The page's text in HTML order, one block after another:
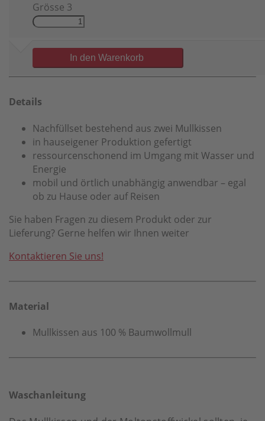
Grösse 3
In den Warenkorb
Details
Nachfüllset bestehend aus zwei Mullkissen
in hauseigener Produktion gefertigt
ressourcenschonend im Umgang mit Wasser und
Energie
mobil und örtlich unabhängig anwendbar – egal
ob zu Hause oder auf Reisen
Sie haben Fragen zu diesem Produkt oder zur
Lieferung? Gerne helfen wir Ihnen weiter
Kontaktieren Sie uns!
Material
Mullkissen aus 100 % Baumwollmull
Waschanleitung